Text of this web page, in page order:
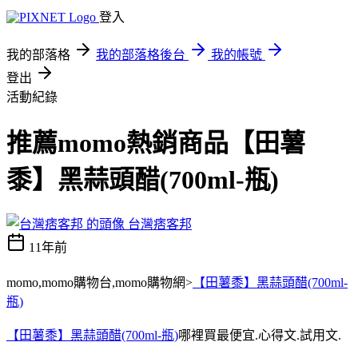
登入
我的部落格 我的部落格後台
我的帳號
登出
活動紀錄
推薦momo熱銷商品【田薯
黍】黑蒜頭醋(700ml-瓶)
台灣痞客邦
11年前
momo,momo購物台,momo購物網> 【田薯黍】黑蒜頭醋(700ml-
瓶)
【田薯黍】黑蒜頭醋(700ml-瓶)哪裡買最便宜.心得文.試用文.